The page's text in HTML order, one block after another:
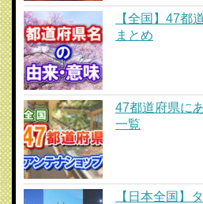
【全国】47都
まとめ
47都道府県に
一覧
【日本全国】